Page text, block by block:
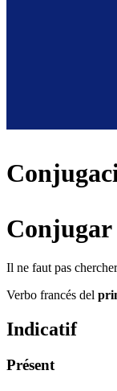
Conjugar
Il ne faut pas
Verbo francés del
Indicatif
Présent